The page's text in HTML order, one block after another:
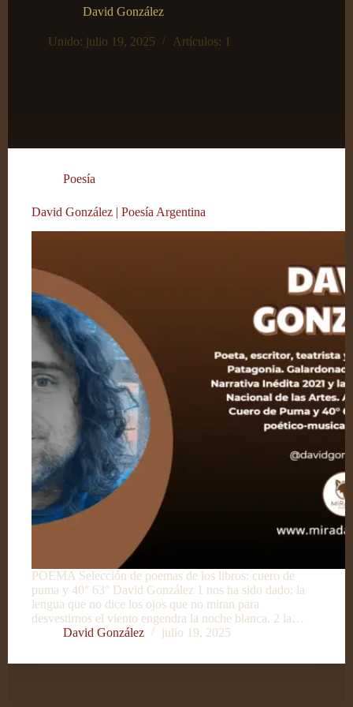
David González
Unido: julio 19, 2025 Artículos: 1
Poesía
David González | Poesía Argentina
POEMA Selección de poemas de los libros: cuero de
puma y 40° 63° David González 1 nos ha sido dado: la
lengua que no dice los ojos que no miran para
desvestirnos el viento engendra la noche blanca. 2 la…
David González
julio 19, 2025